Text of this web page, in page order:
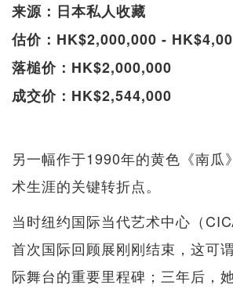
来源：日本私人收藏
估价：HK$2,000,000 -
落槌价：HK$2,000,000
成交价：HK$2,544,000
另一幅作于1990年的黄色《南瓜
术生涯的关键转折点。
当时纽约国际当代艺术中心（
首次国际回顾展刚刚结束，这可
际舞台的重要里程碑；三年后，